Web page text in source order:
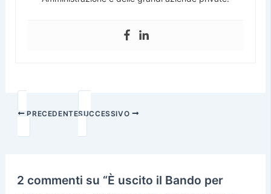
PRECEDENTESUCCESSIVO
2 commenti su “È uscito il Bando per